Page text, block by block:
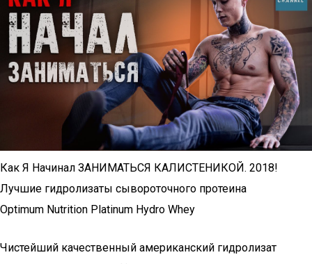
Как Я Начинал ЗАНИМАТЬСЯ КАЛИСТЕНИКОЙ. 2018!
Лучшие гидролизаты сывороточного протеина
Optimum Nutrition Platinum Hydro Whey
Чистейший качественный американский гидролизат